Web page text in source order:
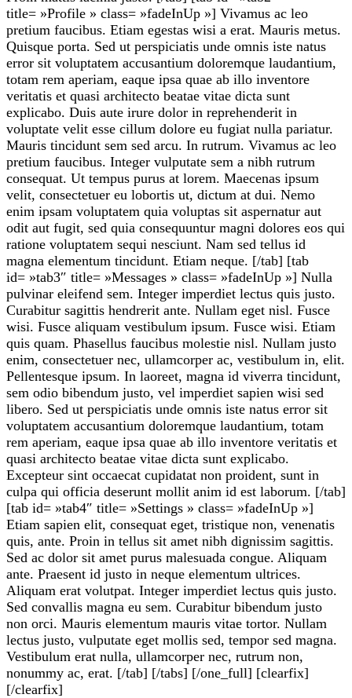
title= »Profile » class= »fadeInUp »] Vivamus ac leo
pretium faucibus. Etiam egestas wisi a erat. Mauris metus.
Quisque porta. Sed ut perspiciatis unde omnis iste natus
error sit voluptatem accusantium doloremque laudantium,
totam rem aperiam, eaque ipsa quae ab illo inventore
veritatis et quasi architecto beatae vitae dicta sunt
explicabo. Duis aute irure dolor in reprehenderit in
voluptate velit esse cillum dolore eu fugiat nulla pariatur.
Mauris tincidunt sem sed arcu. In rutrum. Vivamus ac leo
pretium faucibus. Integer vulputate sem a nibh rutrum
consequat. Ut tempus purus at lorem. Maecenas ipsum
velit, consectetuer eu lobortis ut, dictum at dui. Nemo
enim ipsam voluptatem quia voluptas sit aspernatur aut
odit aut fugit, sed quia consequuntur magni dolores eos qui
ratione voluptatem sequi nesciunt. Nam sed tellus id
magna elementum tincidunt. Etiam neque. [/tab] [tab
id= »tab3″ title= »Messages » class= »fadeInUp »] Nulla
pulvinar eleifend sem. Integer imperdiet lectus quis justo.
Curabitur sagittis hendrerit ante. Nullam eget nisl. Fusce
wisi. Fusce aliquam vestibulum ipsum. Fusce wisi. Etiam
quis quam. Phasellus faucibus molestie nisl. Nullam justo
enim, consectetuer nec, ullamcorper ac, vestibulum in, elit.
Pellentesque ipsum. In laoreet, magna id viverra tincidunt,
sem odio bibendum justo, vel imperdiet sapien wisi sed
libero. Sed ut perspiciatis unde omnis iste natus error sit
voluptatem accusantium doloremque laudantium, totam
rem aperiam, eaque ipsa quae ab illo inventore veritatis et
quasi architecto beatae vitae dicta sunt explicabo.
Excepteur sint occaecat cupidatat non proident, sunt in
culpa qui officia deserunt mollit anim id est laborum. [/tab]
[tab id= »tab4″ title= »Settings » class= »fadeInUp »]
Etiam sapien elit, consequat eget, tristique non, venenatis
quis, ante. Proin in tellus sit amet nibh dignissim sagittis.
Sed ac dolor sit amet purus malesuada congue. Aliquam
ante. Praesent id justo in neque elementum ultrices.
Aliquam erat volutpat. Integer imperdiet lectus quis justo.
Sed convallis magna eu sem. Curabitur bibendum justo
non orci. Mauris elementum mauris vitae tortor. Nullam
lectus justo, vulputate eget mollis sed, tempor sed magna.
Vestibulum erat nulla, ullamcorper nec, rutrum non,
nonummy ac, erat. [/tab] [/tabs] [/one_full] [clearfix]
[/clearfix]